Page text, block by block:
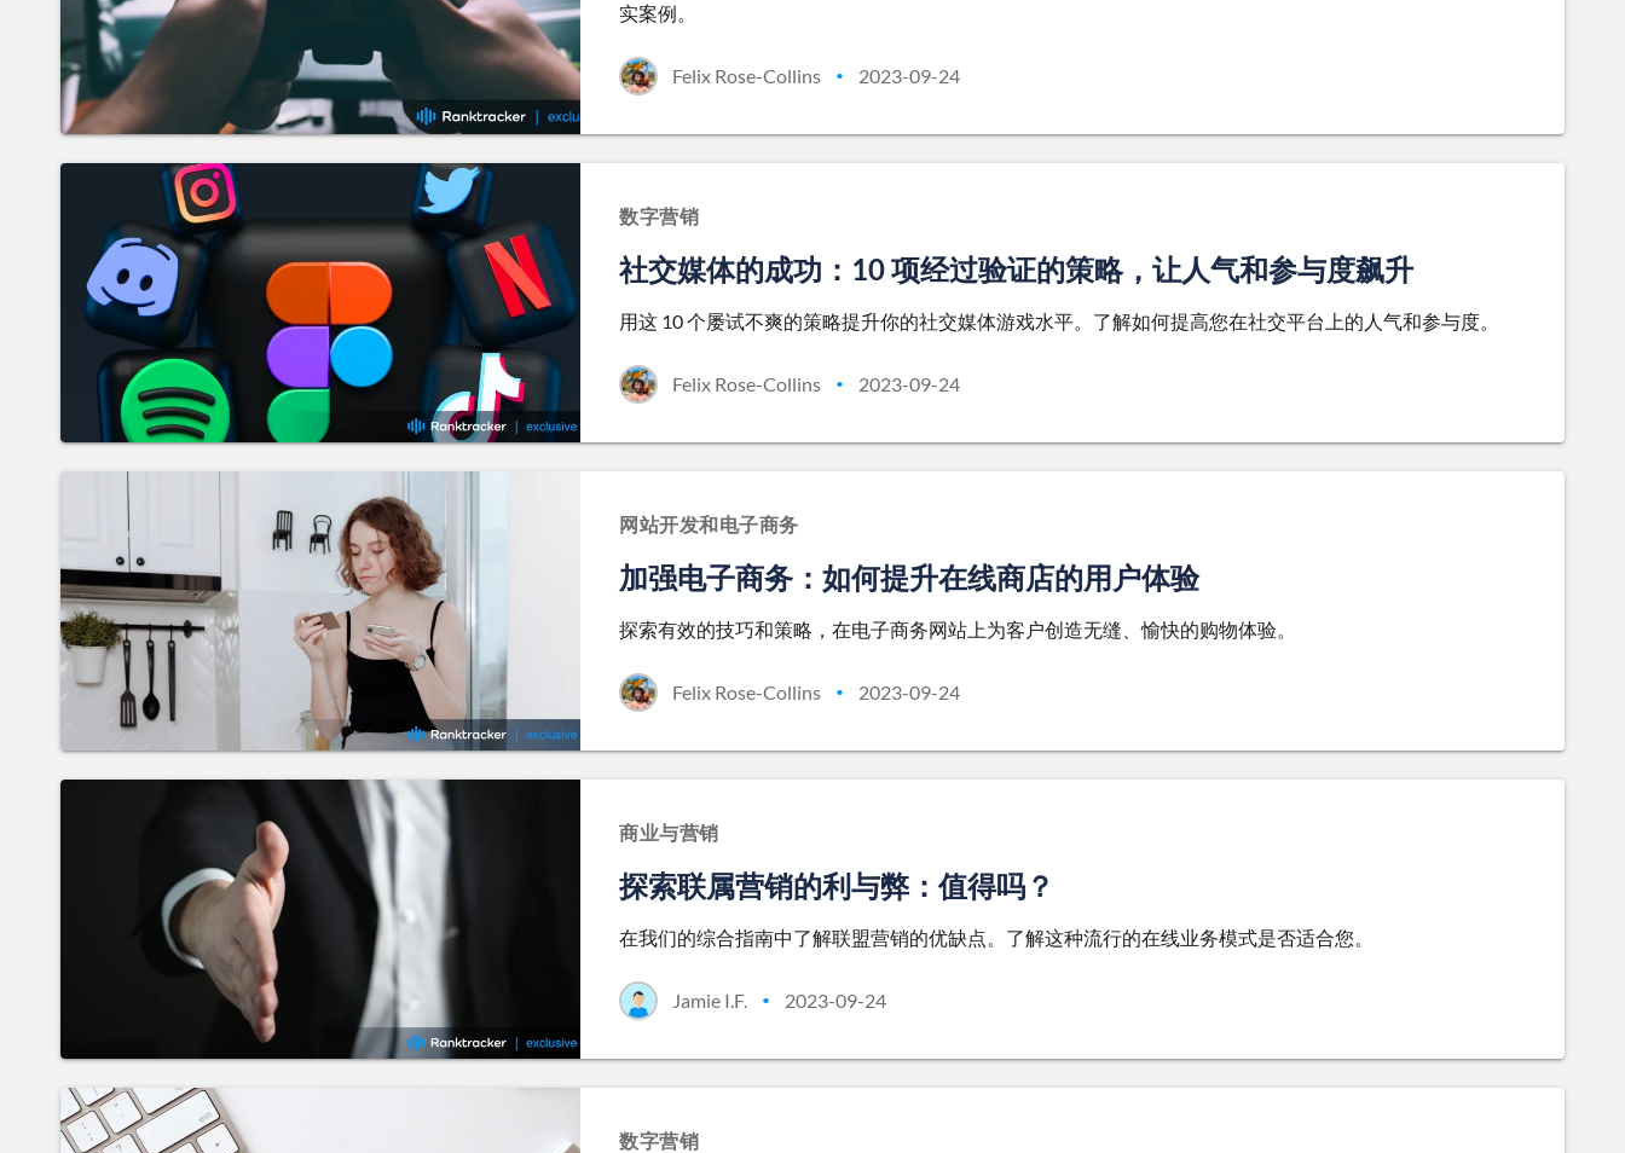
实案例。
Felix Rose-Collins • 2023-09-24
数字营销
社交媒体的成功：10 项经过验证的策略，让人气和参与度飙升
用这 10 个屡试不爽的策略提升你的社交媒体游戏水平。了解如何提高您在社交平台上的人气和参与度。
Felix Rose-Collins • 2023-09-24
网站开发和电子商务
加强电子商务：如何提升在线商店的用户体验
探索有效的技巧和策略，在电子商务网站上为客户创造无缝、愉快的购物体验。
Felix Rose-Collins • 2023-09-24
商业与营销
探索联属营销的利与弊：值得吗？
在我们的综合指南中了解联盟营销的优缺点。了解这种流行的在线业务模式是否适合您。
Jamie I.F. • 2023-09-24
数字营销